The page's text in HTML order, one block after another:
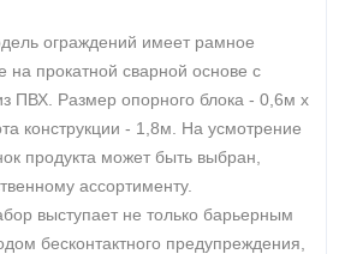
ограждений имеет рамное
на прокатной сварной основе с
ПВХ. Размер опорного блока - 0,6м х
конструкции - 1,8м. На усмотрение
продукта может быть выбран,
ассортименту.
выступает не только барьерным
бесконтактного предупреждения,